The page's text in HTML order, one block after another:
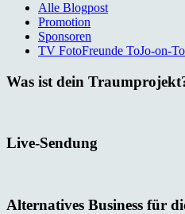
Alle Blogpost
Promotion
Sponsoren
TV FotoFreunde ToJo-on-
Was ist dein
Live-Sendung
Alternatives Business für